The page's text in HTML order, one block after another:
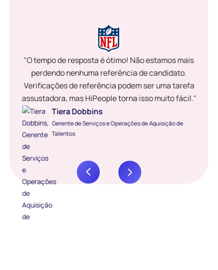
"O tempo de resposta é ótimo! Não estamos mais
perdendo nenhuma referência de candidato.
Verificações de referência podem ser uma tarefa
assustadora, mas HiPeople torna isso muito fácil."
Tiera Dobbins
Gerente de Serviços e Operações de Aquisição de
Talentos